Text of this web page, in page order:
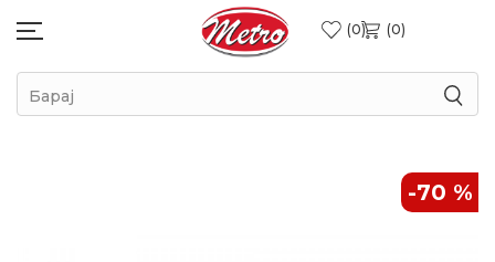
0 0
Барај
-70 %